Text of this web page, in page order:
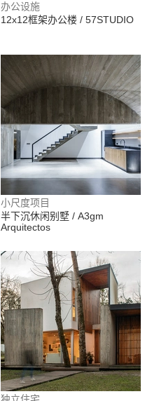
办公设施
12x12框架办公楼 / 57STUDIO
小尺度项目
半下沉休闲别墅 / A3gm
Arquitectos